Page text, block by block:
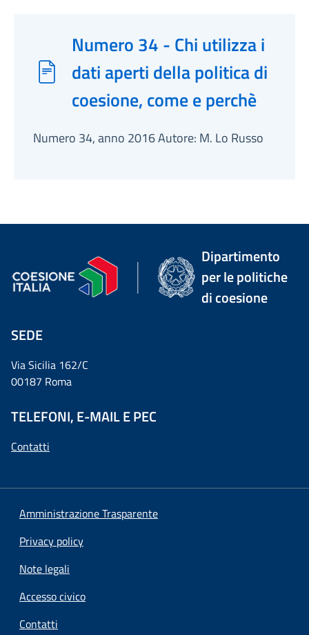
Numero 34 - Chi utilizza i
dati aperti della politica di
coesione, come e perchè
Numero 34, anno 2016 Autore: M. Lo Russo
Dipartimento
per le politiche
di coesione
SEDE
Via Sicilia 162/C
00187 Roma
TELEFONI, E-MAIL E PEC
Contatti
Amministrazione Trasparente
Privacy policy
Note legali
Accesso civico
Contatti